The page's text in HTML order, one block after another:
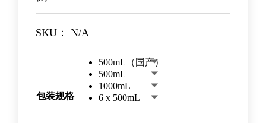
SKU： N/A
包装规格
500mL（国产）
500mL
1000mL
6 x 500mL